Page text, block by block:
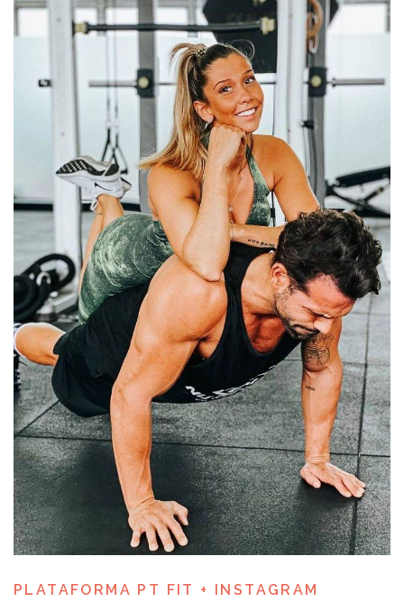
PLATAFORMA PT FIT + INSTAGRAM